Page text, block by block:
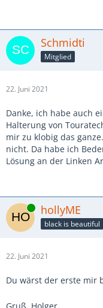
Schmidti
Mitglied
22. Juni 2021
Danke, ich habe auch
Halterung von
mir zu klobig das
nicht. Da habe ich
Lösung an der Linken
Online hollyME
black is beautiful
22. Juni 2021
Du wärst der erste mir